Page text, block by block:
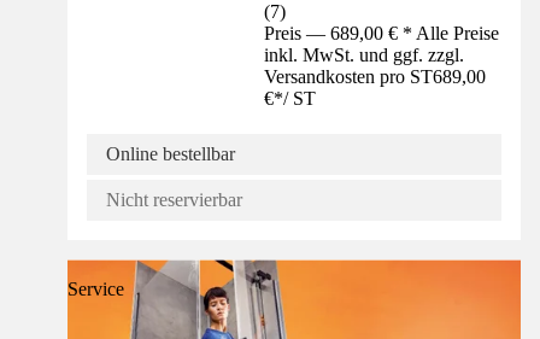
(7)
Preis — 689,00 € * Alle Preise
inkl. MwSt. und ggf. zzgl.
Versandkosten pro ST689,00
€*/ ST
Online bestellbar
Nicht reservierbar
Service